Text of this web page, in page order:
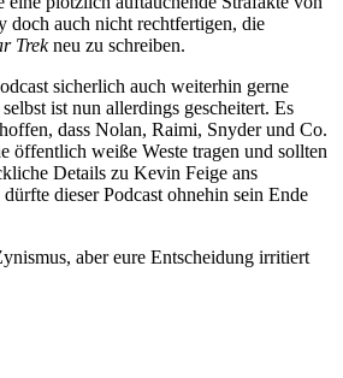
doch auch nicht rechtfertigen, die
Trekneu zu schreiben.
sicherlich auch weiterhin gerne
ist nun allerdings gescheitert. Es
dass Nolan, Raimi, Snyder und Co.
öffentlich weiße Weste tragen und sollten
Details zu Kevin Feige ans
dieser Podcast ohnehin sein Ende
aber eure Entscheidung irritiert